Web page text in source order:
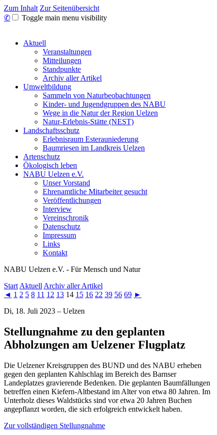
Zum Inhalt Zur Seitenübersicht
✆
Toggle main menu visibility
Aktuell
Veranstaltungen
Mitteilungen
Standpunkte
Archiv aller Artikel
Umweltbildung
Sammeln von Naturbeobachtungen
Kinder- und Jugendgruppen des NABU
Wege in die Natur der Region Uelzen
Natur-Erlebnis-Stätte (NEST)
Landschaftsschutz
Erlebnisraum Esterauniederung
Baumriesen im Landkreis Uelzen
Artenschutz
Ökologisch leben
NABU Uelzen e.V.
Unser Vorstand
Ehrenamtliche Mitarbeiter gesucht
Veröffentlichungen
Interview
Vereinschronik
Datenschutz
Impressum
Links
Kontakt
NABU Uelzen e.V. - Für Mensch und Natur
Start Aktuell Archiv aller Artikel
◄ 1 2 5 8 11 12 13 14 15 16 22 39 56 69 ►
Di, 18. Juli 2023 – Uelzen
Stellungnahme zu den geplanten
Abholzungen am Uelzener Flugplatz
Die Uelzener Kreisgruppen des BUND und des NABU erheben
gegen den geplanten Kahlschlag im Bereich des Barnser
Landeplatzes gravierende Bedenken. Die geplanten Baumfällungen
betreffen einen Kiefern-Altbestand im Alter von etwa 80 Jahren. Im
Unterholz dieses Waldstücks sind vor etwa 20 Jahren Buchen
angepflanzt worden, die sich erfolgreich entwickelt haben.
Zur vollständigen Stellungnahme